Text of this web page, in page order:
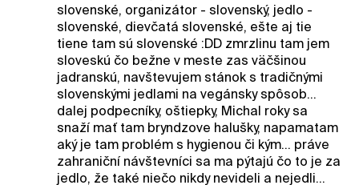
slovenské, organizátor - slovenský, jedlo -
slovenské, dievčatá slovenské, ešte aj tie
tiene tam sú slovenské :DD zmrzlinu tam jem
sloveskú čo bežne v meste zas väčšinou
jadranskú, navštevujem stánok s tradičnými
slovenskými jedlami na vegánsky spôsob...
dalej podpecníky, oštiepky, Michal roky sa
snaží mať tam bryndzove halušky, napamatam
aký je tam problém s hygienou či kým... práve
zahraniční návštevníci sa ma pýtajú čo to je za
jedlo, že také niečo nikdy nevideli a nejedli...